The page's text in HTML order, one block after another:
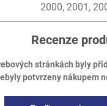
2000, 2001,
Recenze
stránkách byly
potvrzeny nákupem